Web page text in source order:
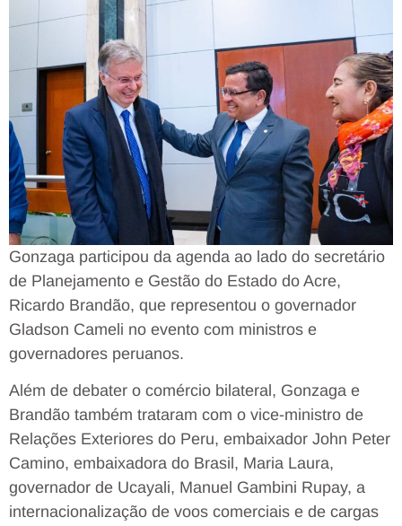
Gonzaga participou da agenda ao lado do secretário
de Planejamento e Gestão do Estado do Acre,
Ricardo Brandão, que representou o governador
Gladson Cameli no evento com ministros e
governadores peruanos.
Além de debater o comércio bilateral, Gonzaga e
Brandão também trataram com o vice-ministro de
Relações Exteriores do Peru, embaixador John Peter
Camino, embaixadora do Brasil, Maria Laura,
governador de Ucayali, Manuel Gambini Rupay, a
internacionalização de voos comerciais e de cargas